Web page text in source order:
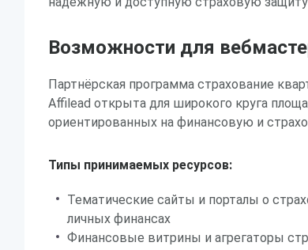
Возможности для
Партнёрская программа страхование
Affilead открыта для широкого круга
ориентированных на финансовую и
Типы принимаемых ресурсов:
Тематические сайты и порталы о
личных финансах
Финансовые витрины и агрегаторы